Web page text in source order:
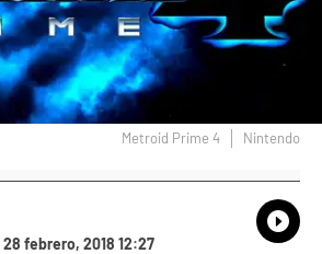
Metroid Prime 4 Nintendo
febrero, 2018 12:27